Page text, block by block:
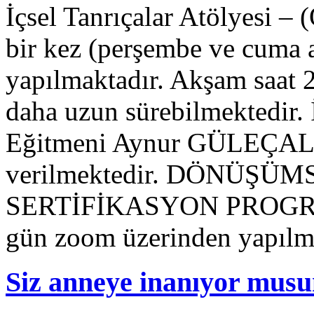
İçsel Tanrıçalar Atölyesi –
bir kez (perşembe ve cuma
yapılmaktadır. Akşam
daha uzun
Eğitmeni Aynur
verilmektedir.
SERTİFİKASYON
gün zoom üzerinden
Siz anneye inanıyor